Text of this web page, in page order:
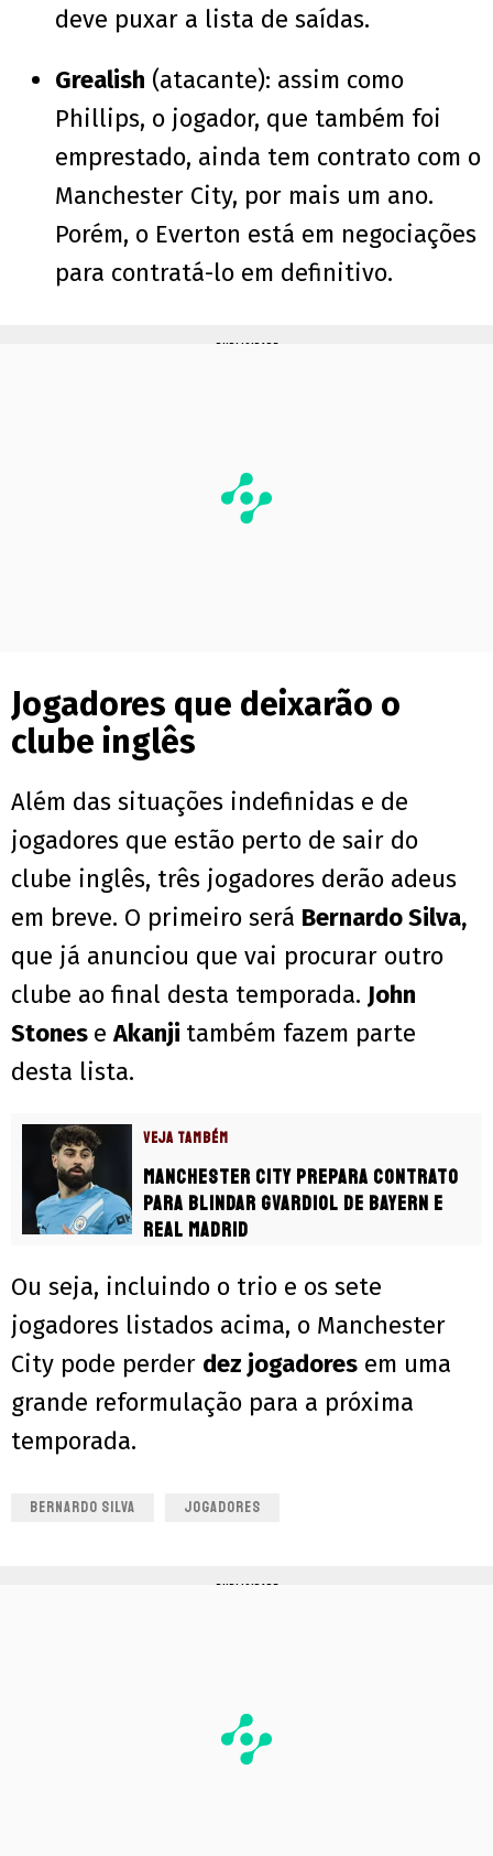
deve puxar a lista de saídas.
Grealish (atacante): assim como
Phillips, o jogador, que também foi
emprestado, ainda tem contrato com o
Manchester City, por mais um ano.
Porém, o Everton está em negociações
para contratá-lo em definitivo.
PUBLICIDADE
Jogadores que deixarão o
clube inglês
Além das situações indefinidas e de
jogadores que estão perto de sair do
clube inglês, três jogadores derão adeus
em breve. O primeiro será Bernardo Silva,
que já anunciou que vai procurar outro
clube ao final desta temporada. John
Stones eAkanji também fazem parte
desta lista.
VEJA TAMBÉM
Manchester City prepara contrato
para blindar Gvardiol de Bayern e
Real Madrid
Ou seja, incluindo o trio e os sete
jogadores listados acima, o Manchester
City pode perder dez jogadores em uma
grande reformulação para a próxima
temporada.
BERNARDO SILVA JOGADORES
PUBLICIDADE